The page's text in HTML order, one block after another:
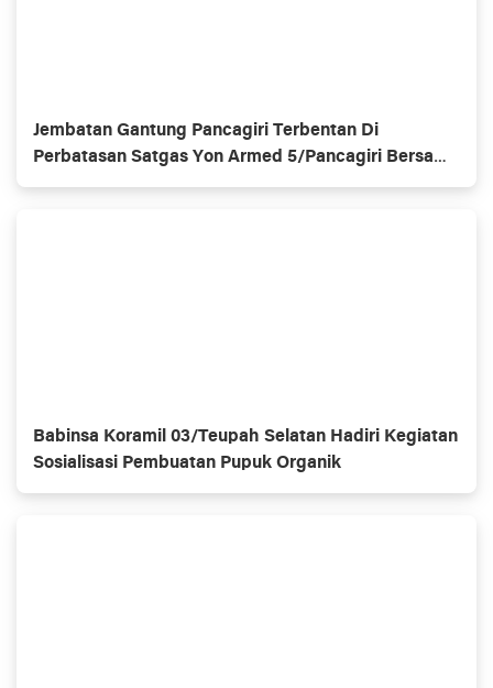
Jembatan Gantung Pancagiri Terbentan Di
Perbatasan Satgas Yon Armed 5/Pancagiri Bersama
Vertikal Rescue Dan PT MA/BDRMS
Babinsa Koramil 03/Teupah Selatan Hadiri Kegiatan
Sosialisasi Pembuatan Pupuk Organik